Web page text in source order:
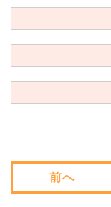
前へ